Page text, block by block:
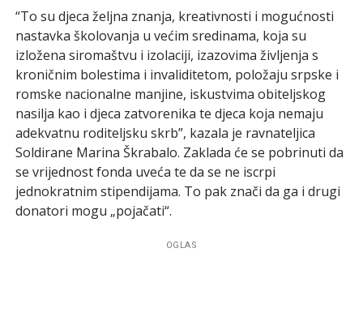
“To su djeca željna znanja, kreativnosti i mogućnosti
nastavka školovanja u većim sredinama, koja su
izložena siromaštvu i izolaciji, izazovima življenja s
kroničnim bolestima i invaliditetom, položaju srpske i
romske nacionalne manjine, iskustvima obiteljskog
nasilja kao i djeca zatvorenika te djeca koja nemaju
adekvatnu roditeljsku skrb”, kazala je ravnateljica
Soldirane Marina Škrabalo. Zaklada će se pobrinuti da
se vrijednost fonda uveća te da se ne iscrpi
jednokratnim stipendijama. To pak znači da ga i drugi
donatori mogu „pojačati“.
OGLAS